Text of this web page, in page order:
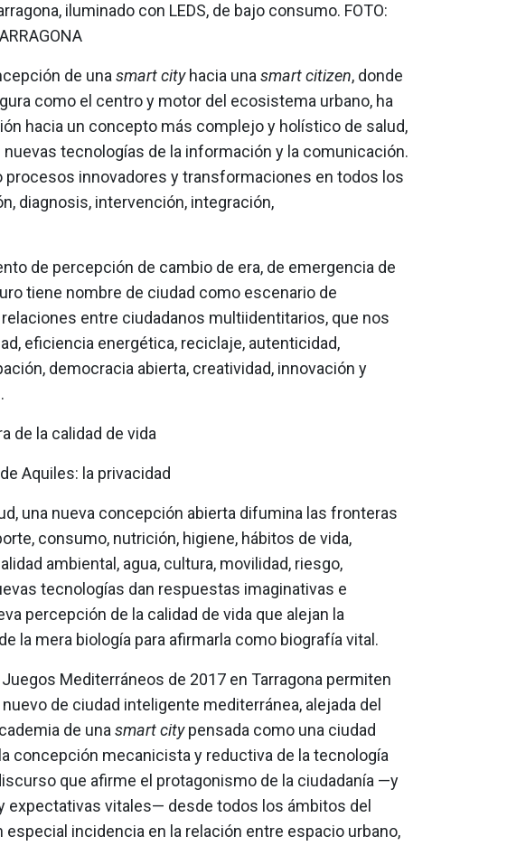
iluminado con LEDS, de bajo consumo. FOTO:
de una smart cityhacia una smart citizen, donde
como el centro y motor del ecosistema urbano, ha
hacia un concepto más complejo y holístico de salud,
tecnologías de la información y la comunicación.
procesos innovadores y transformaciones en todos los
diagnosis, intervención, integración,
de percepción de cambio de era, de emergencia de
tiene nombre de ciudad como escenario de
entre ciudadanos multiidentitarios, que nos
eficiencia energética, reciclaje, autenticidad,
democracia abierta, creatividad, innovación y
de la calidad de vida
Aquiles: la privacidad
una nueva concepción abierta difumina las fronteras
consumo, nutrición, higiene, hábitos de vida,
ambiental, agua, cultura, movilidad, riesgo,
tecnologías dan respuestas imaginativas e
percepción de la calidad de vida que alejan la
la mera biología para afirmarla como biografía vital.
Mediterráneos de 2017 en Tarragona permiten
de ciudad inteligente mediterránea, alejada del
de una smart citypensada como una ciudad
concepción mecanicista y reductiva de la tecnología
que afirme el protagonismo de la ciudadanía —y
expectativas vitales— desde todos los ámbitos del
especial incidencia en la relación entre espacio urbano,